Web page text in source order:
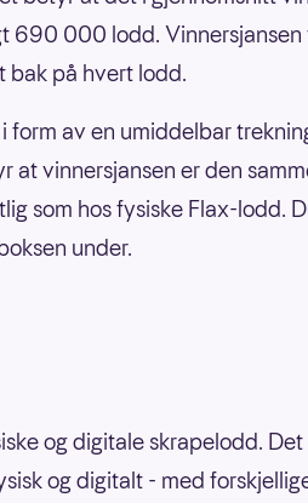
690 000 lodd.
bak på hvert lodd.
form av en umiddelbar
at vinnersjansen er den
som hos fysiske Flax-lodd.
under.
og digitale skrapelodd.
og digitalt - med